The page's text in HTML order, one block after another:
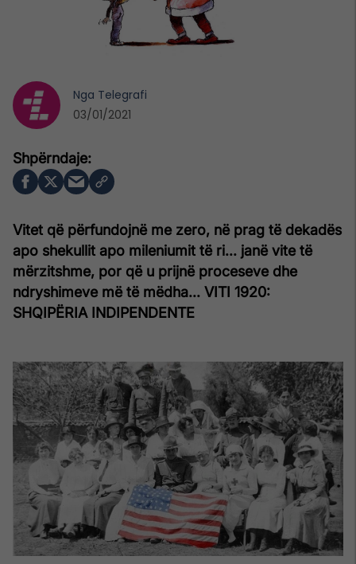
Vitet që përfundojnë me zero, në prag të dekadës
apo shekullit apo mileniumit të ri... janë vite të
mërzitshme, por që u prijnë proceseve dhe
ndryshimeve më të mëdha... VITI 1920:
SHQIPËRIA INDIPENDENTE
Nga Telegrafi
03/01/2021